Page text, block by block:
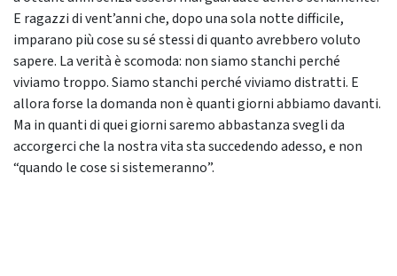
E ragazzi di vent’anni che, dopo una sola notte difficile,
imparano più cose su sé stessi di quanto avrebbero voluto
sapere. La verità è scomoda: non siamo stanchi perché
viviamo troppo. Siamo stanchi perché viviamo distratti. E
allora forse la domanda non è quanti giorni abbiamo davanti.
Ma in quanti di quei giorni saremo abbastanza svegli da
accorgerci che la nostra vita sta succedendo adesso, e non
“quando le cose si sistemeranno”.